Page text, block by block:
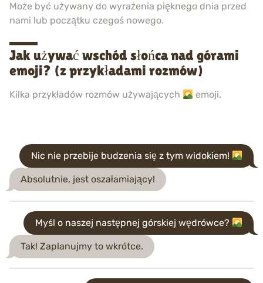
Może być używany do wyrażenia pięknego dnia przed
nami lub początku czegoś nowego.
Jak używać wschód słońca nad górami
emoji? (z przykładami rozmów)
Kilka przykładów rozmów używających emoji.
Nic nie przebije budzenia się z tym widokiem!
Absolutnie, jest oszałamiający!
Myśl o naszej następnej górskiej wędrówce?
Tak! Zaplanujmy to wkrótce.